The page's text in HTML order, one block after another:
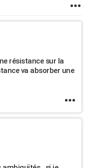
résistance sur la
va absorber une